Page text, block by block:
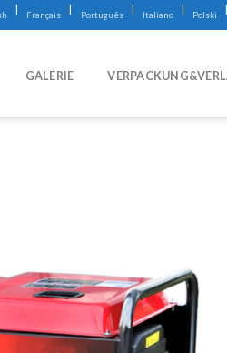
| Français | Português | Italiano | Polski |
GALERIE